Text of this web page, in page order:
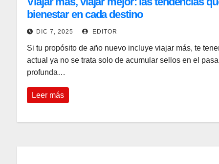
bienestar en cada destino
DIC 7, 2025 EDITOR
Si tu propósito de año nuevo incluye viajar más, te
actual ya no se trata solo de acumular sellos en el
profunda…
Leer más